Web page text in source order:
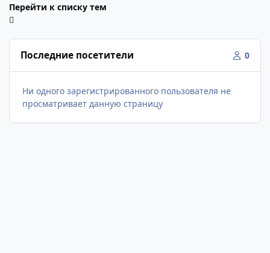
Перейти к списку тем
Последние посетители 0
Ни одного зарегистрированного пользователя не
просматривает данную страницу